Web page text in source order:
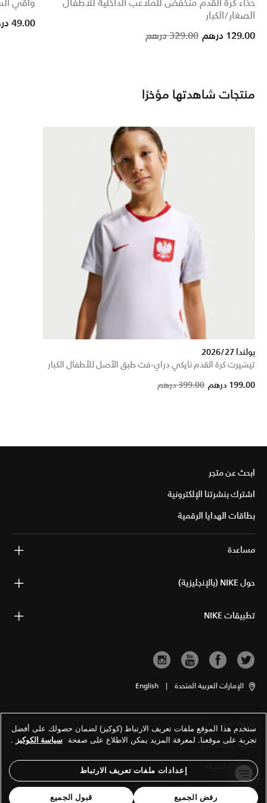
حذاء كرة القدم منخفض للملاعب الداخلية للأطفال
الصغار/الكبار
Price reduced from 329.00 درهم 129.00 درهم
واقي
from
to 49.00 درهم
منتجات شاهدتها مؤخرًا
بولندا 2026/27
تيشيرت كرة القدم نايكي دراي-فت طبق الأصل للأطفال الكبار
Price reduced from
399.00 درهم to 199.00 درهم
ابحث عن متجر
اشترك بنشرتنا الإلكترونية
بطاقات الهدايا الرقمية
مساعدة
حول NIKE (بالإنجليزية)
تطبيقات NIKE
الإمارات العربية المتحدة |
English
شروط الاستخدام
شروط وأحكام البيع
معلومات الشركة
سياسة الخصوصية والكوكيز
ستخدم هذا الموقع ملفات تعريف الارتباط (كوكيز) لضمان حصولك على أفضل
تجربة على موقعنا. لمعرفة المزيد يمكن الاطلاع على صفحة سياسة الكوكيز .
إعدادات ملفات تعريف الارتباط
رفض الجميع قبول الجميع